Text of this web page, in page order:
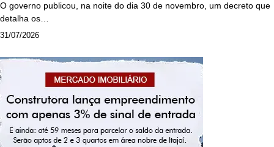
O governo publicou, na noite do dia 30 de novembro, um decreto que
detalha os…
31/07/2026